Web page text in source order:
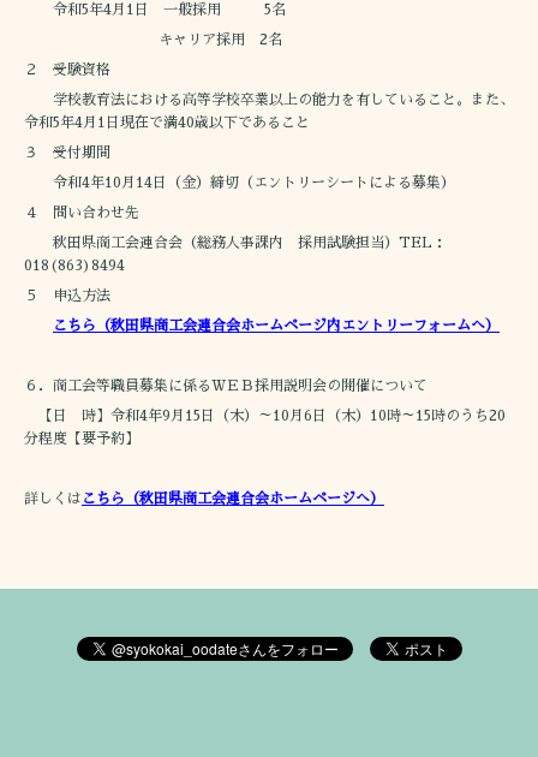
令和5年4月1日 一般採用 5名
キャリア採用 2名
２ 受験資格
学校教育法における高等学校卒業以上の能力を有していること。また、
令和5年4月1日現在で満40歳以下であること
３ 受付期間
令和4年10月14日（金）締切（エントリーシートによる募集）
４ 問い合わせ先
秋田県商工会連合会（総務人事課内 採用試験担当）TEL：
018(863)8494
５ 申込方法
こちら（秋田県商工会連合会ホームページ内エントリーフォームへ）
６．商工会等職員募集に係るＷＥＢ採用説明会の開催について
【日 時】令和4年9月15日（木）～10月6日（木）10時～15時のうち20
分程度【要予約】
詳しくは こちら（秋田県商工会連合会ホームページへ）